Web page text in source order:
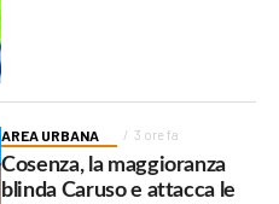
AREA URBANA 3 ore fa
Cosenza, la maggioranza
blinda Caruso e attacca le